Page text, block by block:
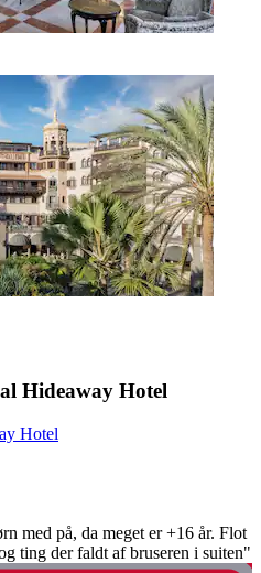
Hideaway Hotel
Hotel
med på, da meget er +16 år. Flot
ting der faldt af bruseren i suiten"